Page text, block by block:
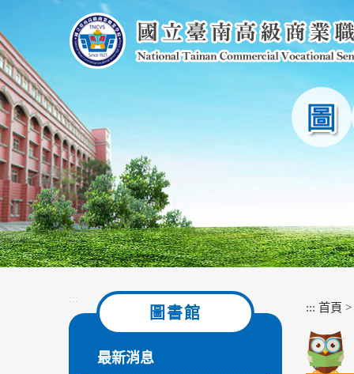
主
要
內
容
區
塊
:::
圖書館
最新消息
::: 首頁 >